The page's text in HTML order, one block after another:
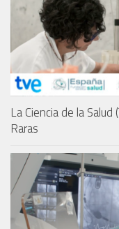
La Ciencia de la
Raras